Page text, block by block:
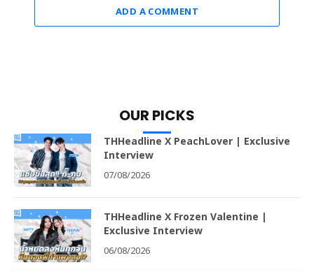
ADD A COMMENT
OUR PICKS
THHeadline X PeachLover | Exclusive
Interview
07/08/2026
THHeadline X Frozen Valentine |
Exclusive Interview
06/08/2026